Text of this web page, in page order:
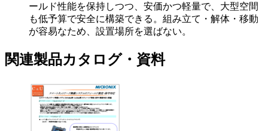
ールド性能を保持しつつ、安価かつ軽量で、大型空間
も低予算で安全に構築できる。組み立て・解体・移動
が容易なため、設置場所を選ばない。
関連製品カタログ・資料